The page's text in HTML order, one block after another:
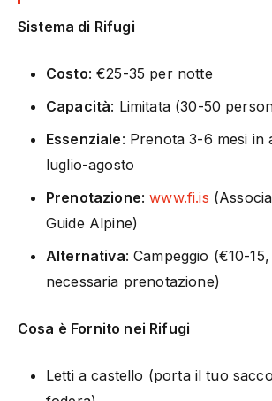
Sistema di Rifugi
Costo: €25-35 per notte
Capacità: Limitata (30-50
Essenziale: Prenota 3-6 mesi in
luglio-agosto
Prenotazione:www.fi.is
Guide Alpine)
Alternativa: Campeggio (€10-
necessaria prenotazione)
Cosa è Fornito nei Rifugi
Letti a castello (porta il tuo